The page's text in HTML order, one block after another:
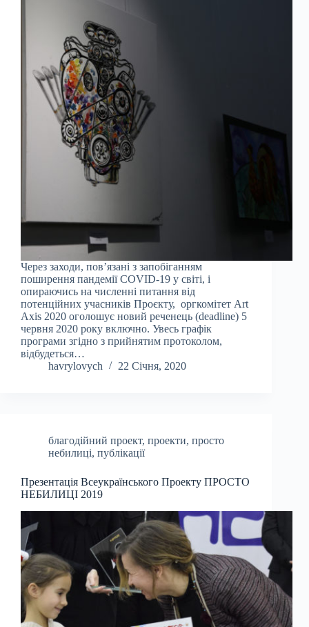
Через заходи, пов’язані з запобіганням
поширення пандемії COVID-19 у світі, і
опираючись на численні питання від
потенційних учасників Проєкту, оргкомітет Art
Axis 2020 оголошує новий реченець (deadline) 5
червня 2020 року включно. Увесь графік
програми згідно з прийнятим протоколом,
відбудеться…
havrylovych
22 Січня, 2020
благодійний проект, проекти, просто
небилиці, публікації
Презентація Всеукраїнського Проекту ПРОСТО
НЕБИЛИЦІ 2019